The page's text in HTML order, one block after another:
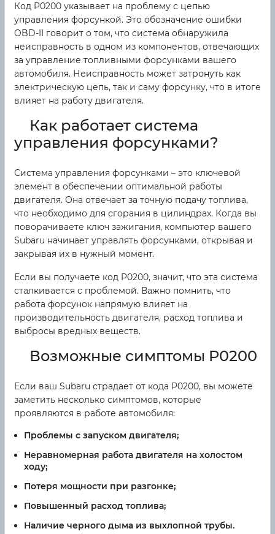
Код P0200 указывает на проблему с цепью
управления форсункой. Это обозначение ошибки
OBD-II говорит о том, что система обнаружила
неисправность в одном из компонентов, отвечающих
за управление топливными форсунками вашего
автомобиля. Неисправность может затронуть как
электрическую цепь, так и саму форсунку, что в итоге
влияет на работу двигателя.
Как работает система
управления форсунками?
Система управления форсунками – это ключевой
элемент в обеспечении оптимальной работы
двигателя. Она отвечает за точную подачу топлива,
что необходимо для сгорания в цилиндрах. Когда вы
поворачиваете ключ зажигания, компьютер вашего
Subaru начинает управлять форсунками, открывая и
закрывая их в нужный момент.
Если вы получаете код P0200, значит, что эта система
сталкивается с проблемой. Важно помнить, что
работа форсунок напрямую влияет на
производительность двигателя, расход топлива и
выбросы вредных веществ.
Возможные симптомы P0200
Если ваш Subaru страдает от кода P0200, вы можете
заметить несколько симптомов, которые
проявляются в работе автомобиля:
Проблемы с запуском двигателя;
Неравномерная работа двигателя на холостом
ходу;
Потеря мощности при разгонке;
Повышенный расход топлива;
Наличие черного дыма из выхлопной трубы.